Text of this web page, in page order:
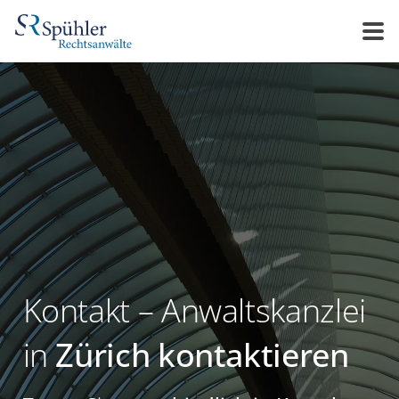
Kontakt – Anwaltskanzlei
inZürich kontaktieren